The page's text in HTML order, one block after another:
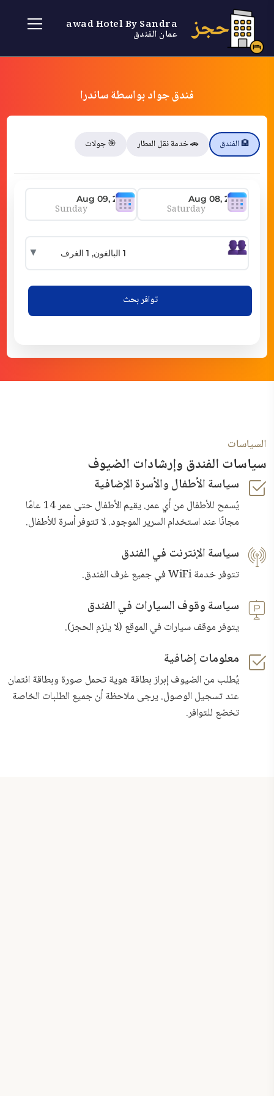
حجز Jawad Hotel By Sandra
عمان الفندق
فندق جواد بواسطة ساندرا
🏨 الفندق 🚗 خدمة نقل المطار 🎯 جولات
Saturday
Sunday
▼
توافر بحث
السياسات
سياسات الفندق وإرشادات الضيوف
سياسة الأطفال والأسرة الإضافية
يُسمح للأطفال من أي عمر. يقيم الأطفال حتى عمر 14 عامًا
مجانًا عند استخدام السرير الموجود. لا تتوفر أسرة للأطفال.
سياسة الإنترنت في الفندق
تتوفر خدمة WiFi في جميع غرف الفندق.
سياسة وقوف السيارات في الفندق
يتوفر موقف سيارات في الموقع (لا يلزم الحجز).
معلومات إضافية
يُطلب من الضيوف إبراز بطاقة هوية تحمل صورة وبطاقة ائتمان
عند تسجيل الوصول. يرجى ملاحظة أن جميع الطلبات الخاصة
تخضع للتوافر.